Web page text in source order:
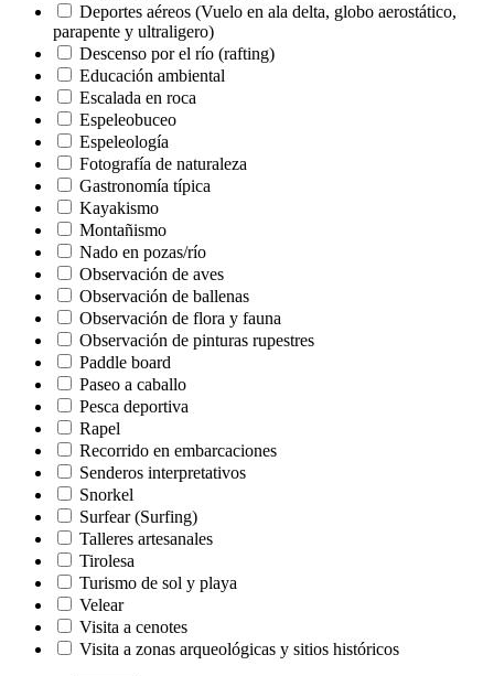
Deportes aéreos (Vuelo en ala delta, globo aerostático,
parapente y ultraligero)
Descenso por el río (rafting)
Educación ambiental
Escalada en roca
Espeleobuceo
Espeleología
Fotografía de naturaleza
Gastronomía típica
Kayakismo
Montañismo
Nado en pozas/río
Observación de aves
Observación de ballenas
Observación de flora y fauna
Observación de pinturas rupestres
Paddle board
Paseo a caballo
Pesca deportiva
Rapel
Recorrido en embarcaciones
Senderos interpretativos
Snorkel
Surfear (Surfing)
Talleres artesanales
Tirolesa
Turismo de sol y playa
Velear
Visita a cenotes
Visita a zonas arqueológicas y sitios históricos